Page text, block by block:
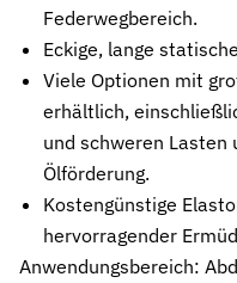
Dämpfungsringe
Kontrollierte
Flachdichtungen
Zuverlässige Abdichtung
Gummiformteile
Präzise geformte
Dichtsätze
Komplettlösungen aus
Federwegbereich.
Eckige, lange
Viele Optionen mit
erhältlich,
und schweren Lasten
Ölförderung.
Kostengünstige
hervorragender
Anwendungsbereich: